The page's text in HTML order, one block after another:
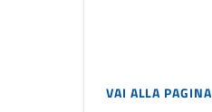
VAI ALLA PAGINA